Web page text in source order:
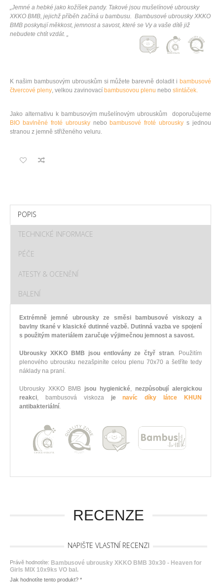
„Jemné a hebké jako kožíšek pandy. Takové jsou mušelínové ubrousky
XKKO BMB, jejichž příběh začíná u bambusu. Bambusové ubrousky XKKO
BMB poskytují měkkost, jemnost a savost, které se Vy a vaše dítě již
nebudete chtít vzdát. „
K našim bambusovým ubrouskům si můžete barevně doladit i bambusové
čtvercové pleny, velkou zavinovací bambusovou plenu nebo slintáček.
Jako alternativu k bambusovým mušelínovým ubrouskům doporučujeme
BIO bavlněné froté ubrouskynebo bambusové froté ubrousky s jednou
stranou z jemně střiženého veluru.
POPIS
TECHNICKÉ INFORMACE
PÉČE
ATESTY & OCENĚNÍ
BALENÍ
Extrémně jemné ubrousky ze směsi bambusové viskozy a
bavlny tkané v klasické dutinné vazbě. Dutinná vazba ve spojení
s použitým materiálem zaručuje výjimečnou jemnost a savost.
Ubrousky XKKO BMB jsou entlovány ze čtyř stran. Použitím
plenového ubrousku nezašpiníte celou plenu 70x70 a šetříte tedy
náklady na praní.
Ubrousky XKKO BMB jsou hygienické, nezpůsobují alergickou
reakci, bambusová viskozajenavíc díky látce KHUN
antibakteriální.
RECENZE
NAPIŠTE VLASTNÍ RECENZI
Právě hodnotíte: Bambusové ubrousky XKKO BMB 30x30 - Heaven for
Girls MIX 10x9ks VO bal.
Jak hodnotíte tento produkt? *